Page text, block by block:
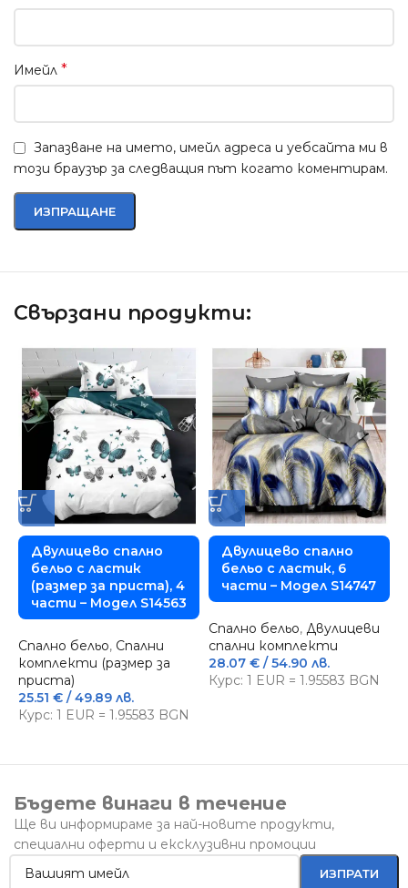
Имейл *
Запазване на името, имейл адреса и уебсайта ми в
този браузър за следващия път когато коментирам.
Свързани продукти:
Двулицево спално
бельо с ластик
(размер за приста), 4
части – Модел S14563
Спално бельо, Спални
комплекти (размер за
приста)
25.51 € / 49.89 лв.
Курс: 1 EUR = 1.95583 BGN
Двулицево спално
бельо с ластик, 6
части – Модел S14747
Спално бельо, Двулицеви
спални комплекти
28.07 €/ 54.90 лв.
Курс: 1 EUR = 1.95583 BGN
Бъдете винаги в течение
Ще ви информираме за най-новите продукти,
специални оферти и ексклузивни промоции